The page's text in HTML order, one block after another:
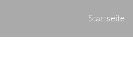
Startseite